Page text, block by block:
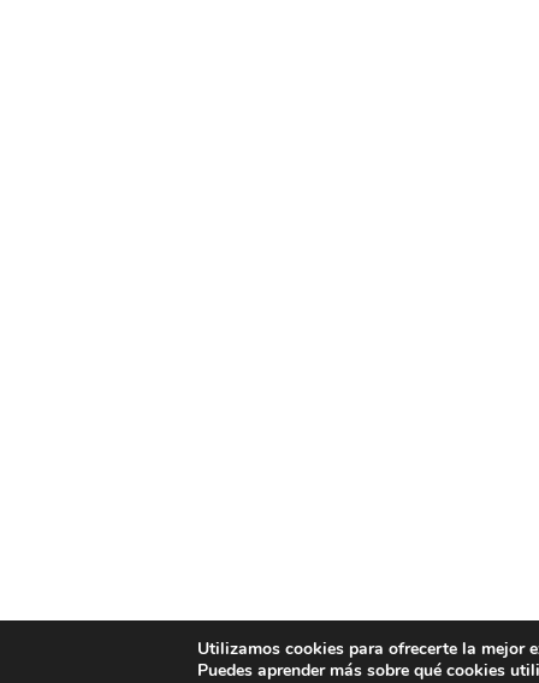
Utilizamos cookies para ofrecerte la mejor
Puedes aprender más sobre qué cookies